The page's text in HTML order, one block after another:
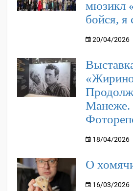
мюзикл
бойся, я
20/04/2026
Манеже.
18/04/2026
О
16/03/2026